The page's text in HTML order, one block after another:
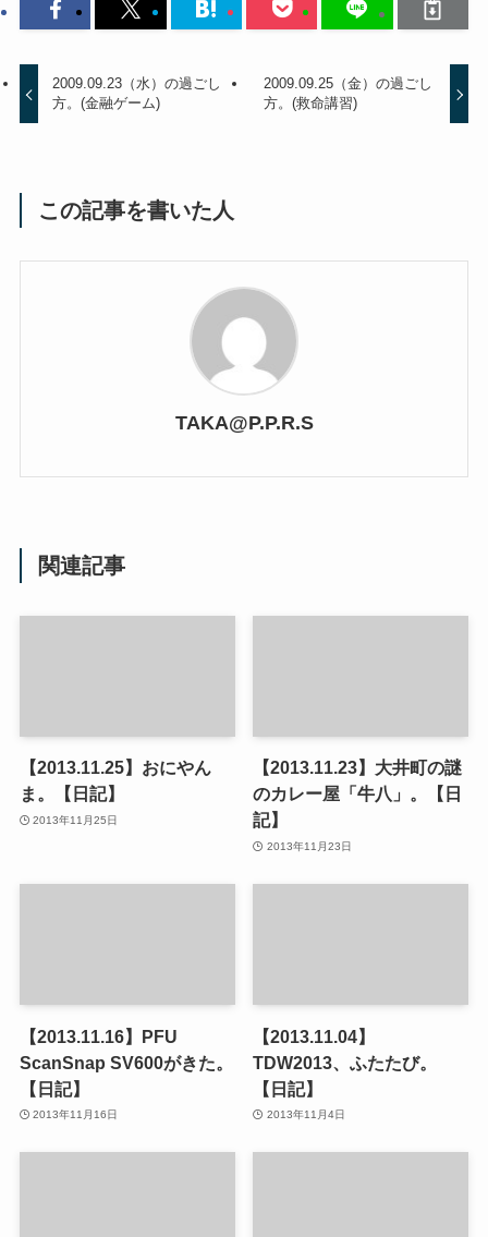
2009.09.23（水）の過ごし
方。(金融ゲーム)
2009.09.25（金）の過ごし
方。(救命講習)
この記事を書いた人
TAKA@P.P.R.S
関連記事
【2013.11.25】おにやん
ま。【日記】
2013年11月25日
【2013.11.23】大井町の謎
のカレー屋「牛八」。【日
記】
2013年11月23日
【2013.11.16】PFU
ScanSnap SV600がきた。
【日記】
2013年11月16日
【2013.11.04】
TDW2013、ふたたび。
【日記】
2013年11月4日